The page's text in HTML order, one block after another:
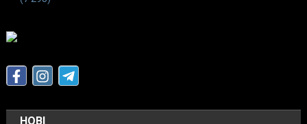
НОВІ